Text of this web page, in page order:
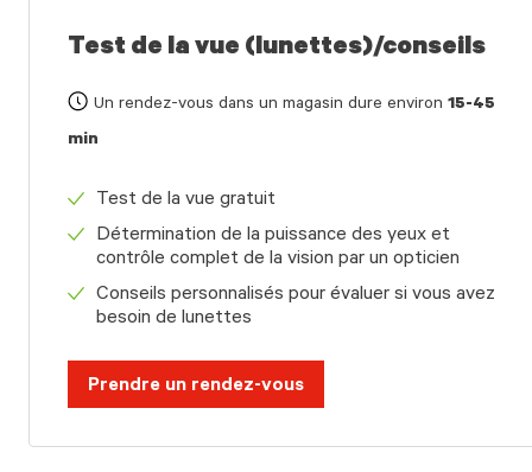
Test de la vue (lunettes)/conseils
Un rendez-vous dans un magasin dure environ 15-45
min
Test de la vue gratuit
Détermination de la puissance des yeux et
contrôle complet de la vision par un opticien
Conseils personnalisés pour évaluer si vous avez
besoin de lunettes
Prendre un rendez-vous